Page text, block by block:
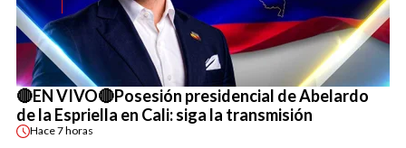
🔴EN VIVO🔴Posesión presidencial de Abelardo
de la Espriella en Cali: siga la transmisión
Hace7 horas